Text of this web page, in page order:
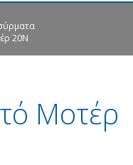
20Ν
Μοτέρ